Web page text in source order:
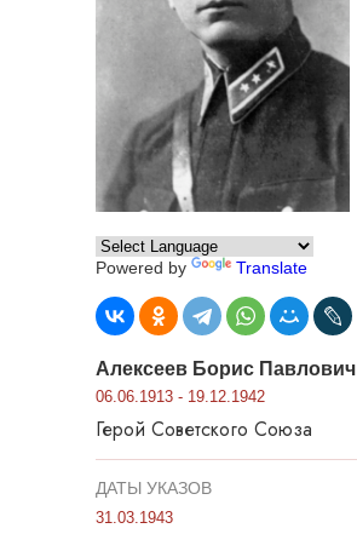
Powered by Translate
Алексеев Борис Павлович
06.06.1913 - 19.12.1942
Герой Советского Союза
ДАТЫ УКАЗОВ
31.03.1943